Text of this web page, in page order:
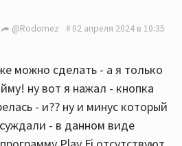
@Rodomez 02 апреля 2024 в 10:35
можно сделать - а я только
ну вот я нажал - кнопка
- и?? ну и минус который
- в данном виде